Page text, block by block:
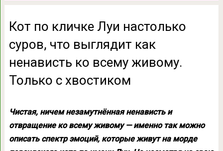
Кот по кличке Луи настолько
суров, что выглядит как
ненависть ко всему живому.
Только с хвостиком
Чистая, ничем незамутнённая ненависть и
отвращение ко всему живому — именно так можно
описать спектр эмоций, которые живут на морде